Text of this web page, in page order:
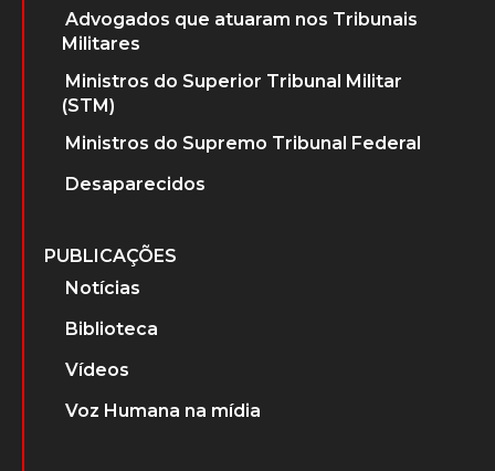
Advogados que atuaram nos Tribunais
Militares
Ministros do Superior Tribunal Militar
(STM)
Ministros do Supremo Tribunal Federal
Desaparecidos
PUBLICAÇÕES
Notícias
Biblioteca
Vídeos
Voz Humana na mídia